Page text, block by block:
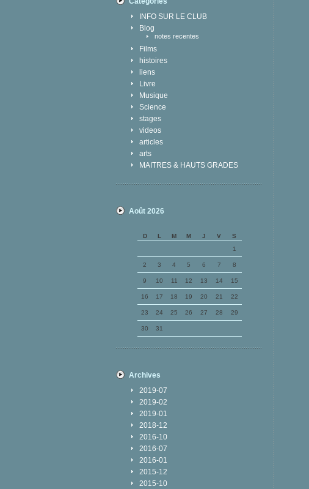
INFO SUR LE CLUB
Blog
notes recentes
Films
histoires
liens
Livre
Musique
Science
stages
videos
articles
arts
MAITRES & HAUTS GRADES
Août 2026
D L M M J V
S
1
2 3 4 5 6 7 8
9 10 11 12 13 14 15
16 17 18 19 20 21 22
23 24 25 26 27 28 29
30 31
Archives
2019-07
2019-02
2019-01
2018-12
2016-10
2016-07
2016-01
2015-12
2015-10